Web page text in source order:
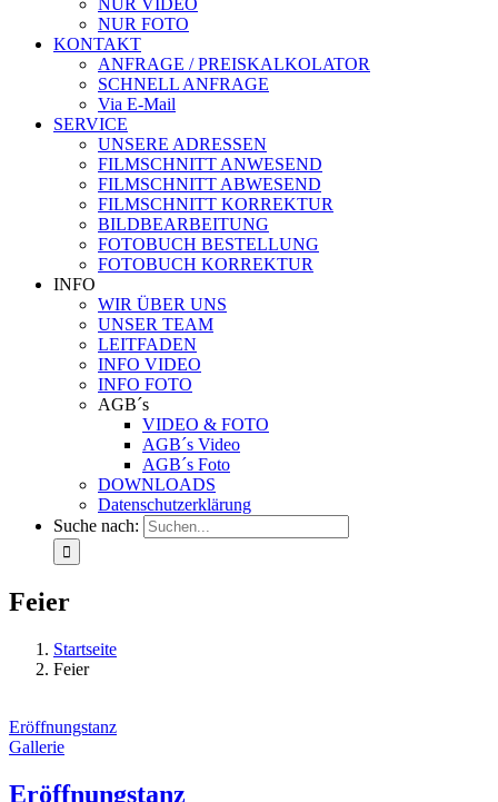
NUR VIDEO
NUR FOTO
KONTAKT
ANFRAGE / PREISKALKOLATOR
SCHNELL ANFRAGE
Via E-Mail
SERVICE
UNSERE ADRESSEN
FILMSCHNITT ANWESEND
FILMSCHNITT ABWESEND
FILMSCHNITT KORREKTUR
BILDBEARBEITUNG
FOTOBUCH BESTELLUNG
FOTOBUCH KORREKTUR
INFO
WIR ÜBER UNS
UNSER TEAM
LEITFADEN
INFO VIDEO
INFO FOTO
AGB´s
VIDEO & FOTO
AGB´s Video
AGB´s Foto
DOWNLOADS
Datenschutzerklärung
Suche nach:
Feier
Startseite
Feier
Eröffnungstanz
Gallerie
Eröffnungstanz